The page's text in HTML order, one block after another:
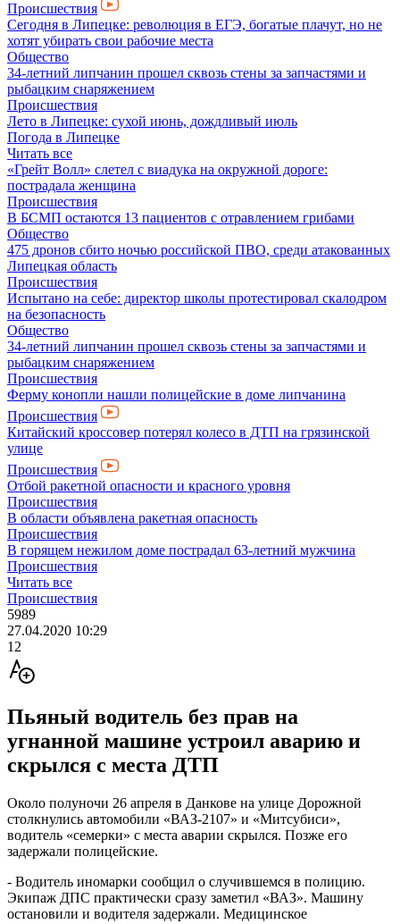
Происшествия
Сегодня в Липецке: революция в ЕГЭ, богатые плачут, но не
хотят убирать свои рабочие места
Общество
34-летний липчанин прошел сквозь стены за запчастями и
рыбацким снаряжением
Происшествия
Лето в Липецке: сухой июнь, дождливый июль
Погода в Липецке
Читать все
«Грейт Волл» слетел с виадука на окружной дороге:
пострадала женщина
Происшествия
В БСМП остаются 13 пациентов с отравлением грибами
Общество
475 дронов сбито ночью российской ПВО, среди атакованных
Липецкая область
Происшествия
Испытано на себе: директор школы протестировал скалодром
на безопасность
Общество
34-летний липчанин прошел сквозь стены за запчастями и
рыбацким снаряжением
Происшествия
Ферму конопли нашли полицейские в доме липчанина
Происшествия
Китайский кроссовер потерял колесо в ДТП на грязинской
улице
Происшествия
Отбой ракетной опасности и красного уровня
Происшествия
В области объявлена ракетная опасность
Происшествия
В горящем нежилом доме пострадал 63-летний мужчина
Происшествия
Читать все
Происшествия
5989
27.04.2020 10:29
12
Пьяный водитель без прав на
угнанной машине устроил аварию и
скрылся с места ДТП
Около полуночи 26 апреля в Данкове на улице Дорожной
столкнулись автомобили «ВАЗ-2107» и «Митсубиси»,
водитель «семерки» с места аварии скрылся. Позже его
задержали полицейские.
- Водитель иномарки сообщил о случившемся в полицию.
Экипаж ДПС практически сразу заметил «ВАЗ». Машину
остановили и водителя задержали. Медицинское